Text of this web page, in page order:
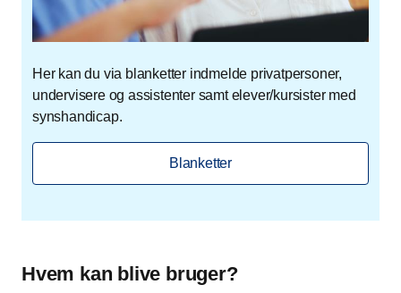
Her kan du via blanketter indmelde privatpersoner,
undervisere og assistenter samt elever/kursister med
synshandicap.
Blanketter
Hvem kan blive bruger?